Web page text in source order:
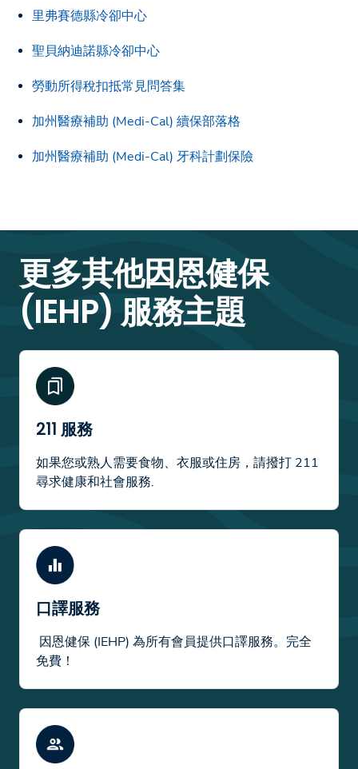
里弗賽德縣冷卻中心
聖貝納迪諾縣冷卻中心
勞動所得稅扣抵常見問答集
加州醫療補助 (Medi-Cal) 續保部落格
加州醫療補助 (Medi-Cal) 牙科計劃保險
更多其他因恩健保
(IEHP) 服務主題
211 服務
如果您或熟人需要食物、衣服或住房，請撥打 211
尋求健康和社會服務.
口譯服務
因恩健保 (IEHP) 為所有會員提供口譯服務。完全
免費！